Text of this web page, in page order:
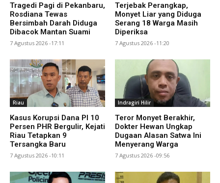
Tragedi Pagi di Pekanbaru,
Rosdiana Tewas
Bersimbah Darah Diduga
Dibacok Mantan Suami
7 Agustus 2026 -17:11
Terjebak Perangkap,
Monyet Liar yang Diduga
Serang 18 Warga Masih
Diperiksa
7 Agustus 2026 -11:20
Riau
Kasus Korupsi Dana PI 10
Persen PHR Bergulir, Kejati
Riau Tetapkan 9
Tersangka Baru
7 Agustus 2026 -10:11
Indragiri Hilir
Teror Monyet Berakhir,
Dokter Hewan Ungkap
Dugaan Alasan Satwa Ini
Menyerang Warga
7 Agustus 2026 -09:56